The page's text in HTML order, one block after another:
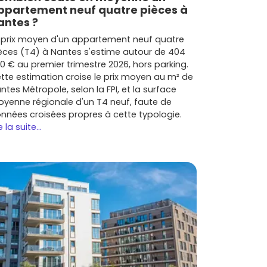
neuf quatre pièces à
?
prix moyen d'un appartement neuf quatre
(T4) à Nantes s'estime autour de 404
€ au premier trimestre 2026, hors parking.
estimation croise le prix moyen au m² de
Métropole, selon la FPI, et la surface
régionale d'un T4 neuf, faute de
croisées propres à cette typologie.
la suite...